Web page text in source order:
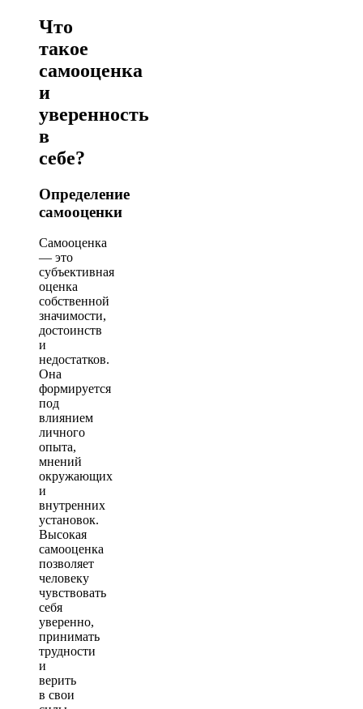
Что
такое
самооценка
и
уверенность
в
себе?
Определение
самооценки
Самооценка
— это
субъективная
оценка
собственной
значимости,
достоинств
и
недостатков.
Она
формируется
под
влиянием
личного
опыта,
мнений
окружающих
и
внутренних
установок.
Высокая
самооценка
позволяет
человеку
чувствовать
себя
уверенно,
принимать
трудности
и
верить
в свои